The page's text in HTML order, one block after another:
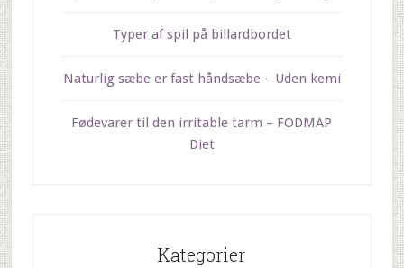
Typer af spil på billardbordet
Naturlig sæbe er fast håndsæbe – Uden kemi
Fødevarer til den irritable tarm – FODMAP
Diet
Kategorier